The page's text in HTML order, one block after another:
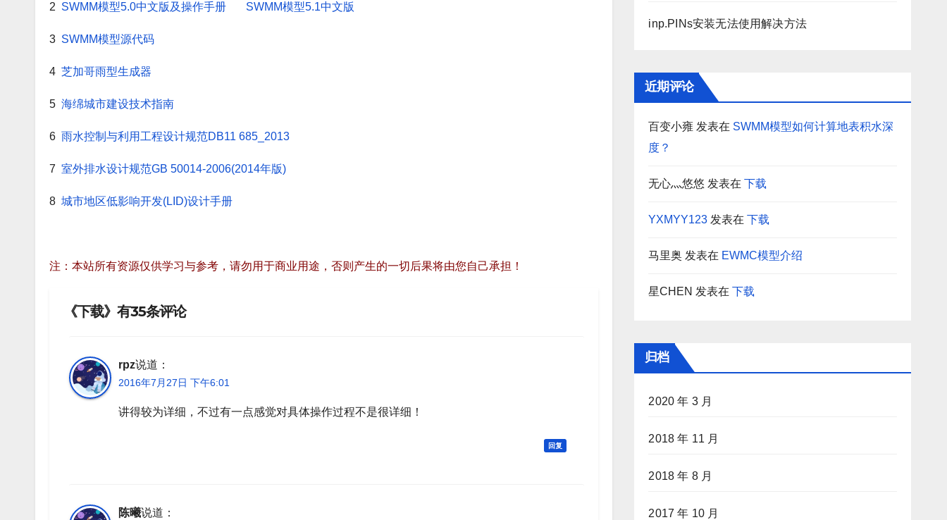
2 SWMM模型5.0中文版及操作手册 SWMM模型5.1中文版
3 SWMM模型源代码
4 芝加哥雨型生成器
5 海绵城市建设技术指南
6 雨水控制与利用工程设计规范DB11 685_2013
7 室外排水设计规范GB 50014-2006(2014年版)
8 城市地区低影响开发(LID)设计手册
注：本站所有资源仅供学习与参考，请勿用于商业用途，否则产生的一切后果将由您自己承担！
《下载》有35条评论
rpz说道：
2016年7月27日 下午6:01
讲得较为详细，不过有一点感觉对具体操作过程不是很详细！
回复
陈曦说道：
inp.PINs安装无法使用解决方法
近期评论
百变小雍 发表在 SWMM模型如何计算地表积水深
度？
无心灬悠悠 发表在下载
YXMYY123 发表在下载
马里奥 发表在 EWMC模型介绍
星CHEN 发表在下载
归档
2020 年 3 月
2018 年 11 月
2018 年 8 月
2017 年 10 月